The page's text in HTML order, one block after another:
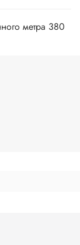
метра 380